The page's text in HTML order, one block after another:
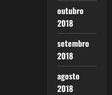
outubro
2018
setembro
2018
agosto
2018